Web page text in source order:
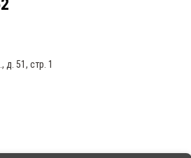
д. 51, стр. 1